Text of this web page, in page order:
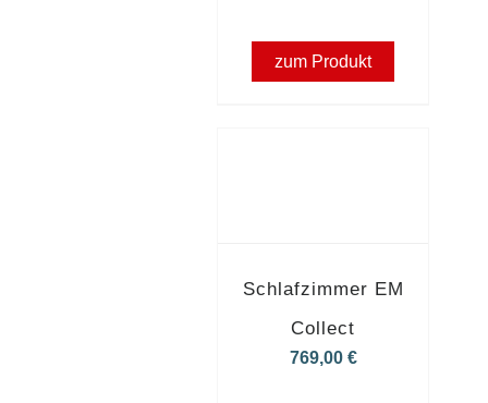
zum Produkt
Schlafzimmer EM
Collect
769,00 €